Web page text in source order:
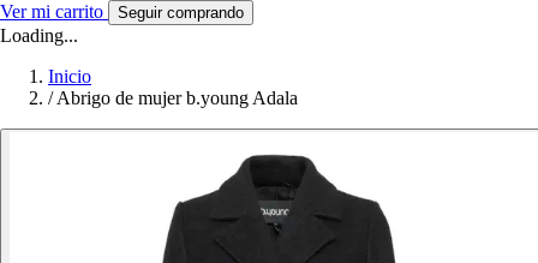
Ver mi carrito Seguir comprando
Loading...
Inicio
/Abrigo de mujer b.young Adala